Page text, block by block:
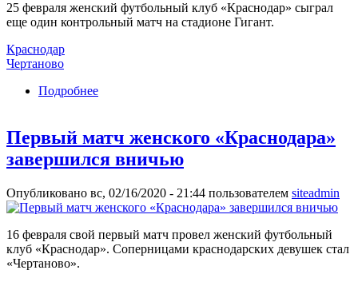
25 февраля женский футбольный клуб «Краснодар» сыграл
еще один контрольный матч на стадионе Гигант.
Краснодар
Чертаново
Подробнее
Первый матч женского «Краснодара»
завершился вничью
Опубликовано вс, 02/16/2020 - 21:44 пользователем siteadmin
16 февраля свой первый матч провел женский футбольный
клуб «Краснодар». Соперницами краснодарских девушек стал
«Чертаново».